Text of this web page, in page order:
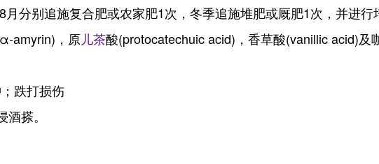
分别追施复合肥或农家肥1次，冬季追施堆肥或厩肥1次，并进行
amyrin)，原儿茶酸(protocatechuic acid)，香草酸(vanillic acid)及
跌打损伤
搽。